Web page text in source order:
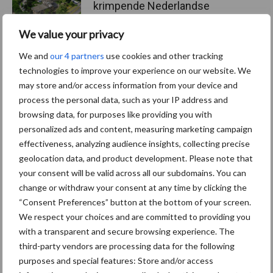
We value your privacy
We and our 4 partners use cookies and other tracking
technologies to improve your experience on our website. We
may store and/or access information from your device and
process the personal data, such as your IP address and
browsing data, for purposes like providing you with
personalized ads and content, measuring marketing campaign
effectiveness, analyzing audience insights, collecting precise
geolocation data, and product development. Please note that
your consent will be valid across all our subdomains. You can
change or withdraw your consent at any time by clicking the
“Consent Preferences” button at the bottom of your screen.
We respect your choices and are committed to providing you
with a transparent and secure browsing experience. The
third-party vendors are processing data for the following
purposes and special features: Store and/or access
krimpende Nederlandse
Themapagina's
Diergezondheid Bemesting Fokkerij
Derogatie Fosfaatrechten
Toon meer